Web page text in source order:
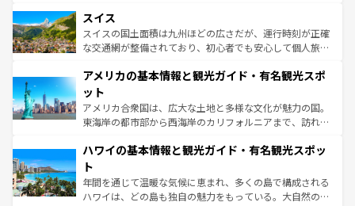
を参照してほしい。
は、お酒好きな人にはぜひ体験してほしい。 なお、新着の
ドイツ情報はコンテンツ一覧を参照してほしい。
リアごとに異なる魅力がある。また、優雅なアフタヌーン
ティー、ビール好きにはたまらない英国パブ、サッカー観
戦など、本場だからこそできる体験も豊富。イギリスを旅
ンツ一覧を参照してほしい。
スイス
スイスの国土面積は九州ほどの広さだが、運行時刻が正確
な交通網が整備されており、初心者でも安心して個人旅行
の建物がそのまま残る町や、スイスならではのユニークな
博物館もあり、アルプス観光だけでなく町歩きも満喫する
ことができる。国民の所得が高いため物価も高いが、旅行
者向けの交通パス提供のサービスもあり、うまく活用すれ
着のスイス情報はコンテンツ一覧を参照してほしい。
アメリカの基本情報と観光ガイド・有名観光スポ
ット
アメリカ合衆国は、広大な土地と多様な文化が魅力の国。
東海岸の都市部から西海岸のカリフォルニアまで、訪れる
のような巨大都市は、観光、ショッピング、エンターテイ
ンメントが詰まった刺激的なスポットだ。一方、アメリカ
西部には大自然が広がり、グランドキャニオンやイエロー
ストーン国立公園といった絶景が堪能できる。さらに、南
ハワイの基本情報と観光ガイド・有名観光スポッ
ト
年間を通じて温暖な気候に恵まれ、多くの島で構成される
ハワイは、どの島も独自の魅力をもっている。大自然の神